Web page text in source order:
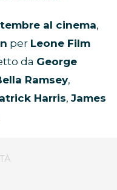
al cinema,
per Leone Film
da George
Ramsey,
Harris, James